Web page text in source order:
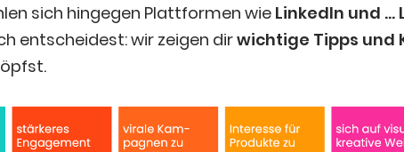
sich hin­ge­gen Platt­for­men wieLin­ke­dIn und …
ent­schei­dest: wir zei­gen dirwich­ti­ge Tipps und